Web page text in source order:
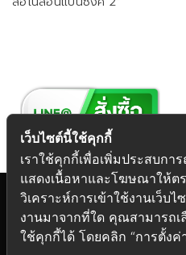
Copyright 2026 ©
ศูนย์รวมอุปกรณ์เฟ
เว็บไซต์นี้ใช้คุกกี้
เราใช้คุกกี้เพื่อเพิ่มประสบกา
แสดงเนื้อหาและโฆษณาให้ต
วิเคราะห์การเข้าใช้งานเว็บ
งานมาจากที่ใด คุณสามารถ
ใช้คุกกี้ได้ โดยคลิก “การตั้งค่